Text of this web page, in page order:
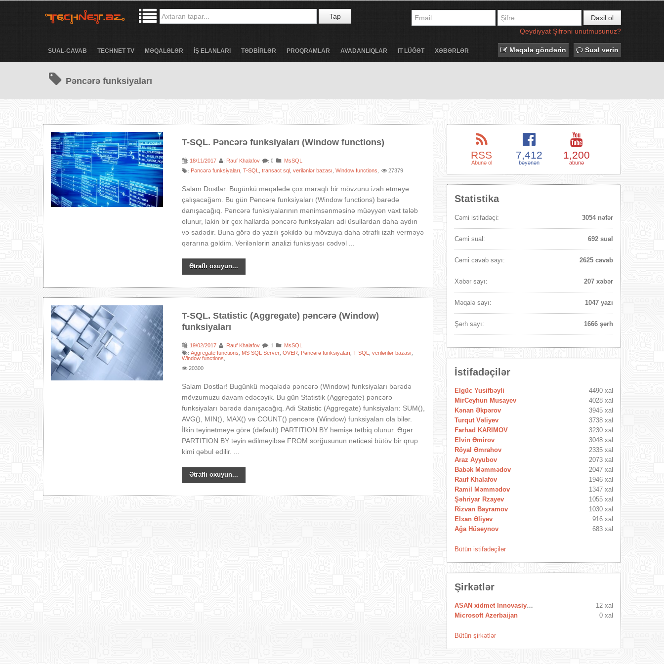
Tap
Daxil ol
Qeydiyyat Şifrəni unutmusunuz?
SUAL-CAVAB TECHNET TV MƏQALƏLƏR İŞ ELANLARI TƏDBİRLƏR PROQRAMLAR AVADANLIQLAR IT LÜĞƏT XƏBƏRLƏR Məqalə göndərin Sual verin
Pəncərə funksiyaları
T-SQL. Pəncərə funksiyaları (Window functions)
: 18/11/2017 : Rauf Khalafov : 0 : MsSQL
: Pəncərə funksiyaları ,T-SQL ,transact sql ,verilənlər bazası ,Window functions 27379
Salam Dostlar. Bugünkü məqalədə çox maraqlı bir mövzunu izah etməyə
çalışacağam. Bu gün Pəncərə funksiyaları (Window functions) barədə
danışacağıq. Pəncərə funksiyalarının mənimsənməsinə müəyyən vaxt tələb
olunur, lakin bir çox hallarda pəncərə funksiyaları adi üsullardan daha aydın
və sadədir. Buna görə də yazılı şəkildə bu mövzuya daha ətraflı izah verməyə
qərarına gəldim. Verilənlərin analizi funksiyası cədvəl ...
Ətraflı oxuyun...
T-SQL. Statistic (Aggregate) pəncərə (Window)
funksiyaları
: 19/02/2017 : Rauf Khalafov : 1 : MsSQL
:Aggregate functions MS SQL Server ,OVER Pəncərə funksiyaları ,T-SQL ,verilənlər bazası
Window functions
20300
Salam Dostlar! Bugünkü məqalədə pəncərə (Window) funksiyaları barədə
mövzumuzu davam edəcəyik. Bu gün Statistik (Aggregate) pəncərə
funksiyaları barədə danışacağıq. Adi Statistic (Aggregate) funksiyaları: SUM(),
AVG(), MIN(), MAX() və COUNT() pəncərə (Window) funksiyaları ola bilər.
İlkin təyinetməyə görə (default) PARTITION BY həmişə tətbiq olunur. Əgər
PARTITION BY təyin edilməyibsə FROM sorğusunun nəticəsi bütöv bir qrup
kimi qəbul edilir. ...
Ətraflı oxuyun...
RSS
Abunə ol
7,412
bəyənən
1,200
abunə
Statistika
Cəmi istifadəçi: 3054 nəfər
Cəmi sual: 692 sual
Cəmi cavab sayı: 2625 cavab
Xəbər sayı: 207 xəbər
Məqalə sayı: 1047 yazı
Şərh sayı: 1666 şərh
İstifadəçilər
Elgüc Yusifbəyli
4490 xal
MirCeyhun Musayev
4028 xal
Kənan Əkpərov
3945 xal
Turqut Vəliyev
3738 xal
Farhad KARIMOV
3230 xal
Elvin Əmirov
3048 xal
Röyal Əmrahov
2335 xal
Araz Ayyubov
2073 xal
Babək Məmmədov
2047 xal
Rauf Khalafov
1946 xal
Ramil Məmmədov
1347 xal
Şəhriyar Rzayev
1055 xal
Rizvan Bayramov
1030 xal
Elxan Əliyev
916 xal
Ağa Hüseynov
683 xal
Bütün istifadəçilər
Şirkətlər
ASAN xidmet Innovasiya Mərkəzi
12 xal
Microsoft Azerbaijan
0 xal
Bütün şirkətlər